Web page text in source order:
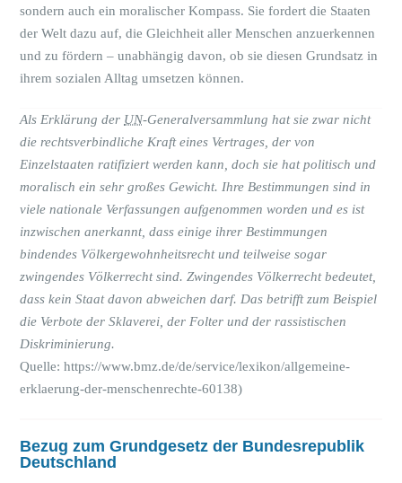
sondern auch ein moralischer Kompass. Sie fordert die Staaten
der Welt dazu auf, die Gleichheit aller Menschen anzuerkennen
und zu fördern – unabhängig davon, ob sie diesen Grundsatz in
ihrem sozialen Alltag umsetzen können.
Als Erklärung der UN-Generalversammlung hat sie zwar nicht
die rechtsverbindliche Kraft eines Vertrages, der von
Einzelstaaten ratifiziert werden kann, doch sie hat politisch und
moralisch ein sehr großes Gewicht. Ihre Bestimmungen sind in
viele nationale Verfassungen aufgenommen worden und es ist
inzwischen anerkannt, dass einige ihrer Bestimmungen
bindendes Völkergewohnheitsrecht und teilweise sogar
zwingendes Völkerrecht sind. Zwingendes Völkerrecht bedeutet,
dass kein Staat davon abweichen darf. Das betrifft zum Beispiel
die Verbote der Sklaverei, der Folter und der rassistischen
Diskriminierung.
Quelle: https://www.bmz.de/de/service/lexikon/allgemeine-
erklaerung-der-menschenrechte-60138)
Bezug zum Grundgesetz der Bundesrepublik
Deutschland